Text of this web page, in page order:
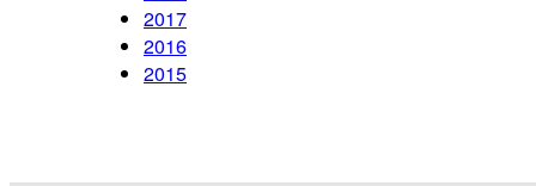
2017
2016
2015